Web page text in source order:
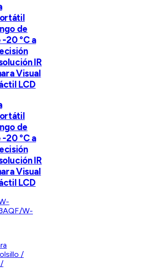
de
20 °C a
IR
Visual
LCD
de
20 °C a
IR
Visual
LCD
W-